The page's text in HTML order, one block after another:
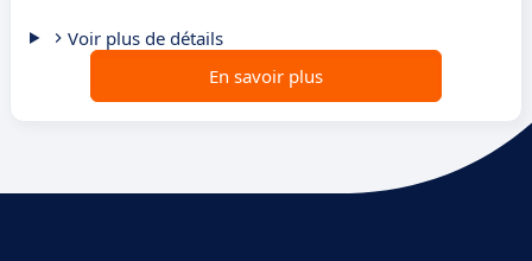
Voir plus de détails
En savoir plus